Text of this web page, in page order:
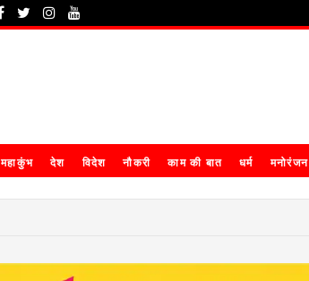
महाकुंभ देश विदेश नौकरी काम की बात धर्म मनोरंजन